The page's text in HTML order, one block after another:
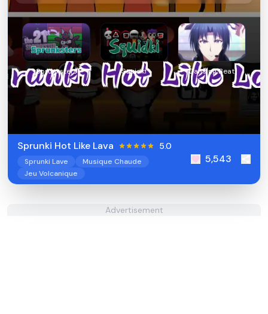
Sprunksters Squidki Dancing Beat
Sprunki Hot Like Lava 5.0
Sprunki Lave
Musique Chaude
Jeu Volcanique
5,543
Advertisement